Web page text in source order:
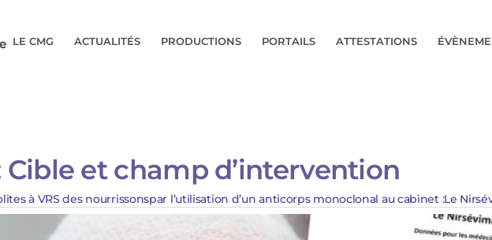
LE CMG ACTUALITÉS PRODUCTIONS PORTAILS ATTESTATIONS
Cible et champ d’intervention
à VRS des nourrissonspar l’utilisation d’un anticorps monoclonal au cabinet :Le